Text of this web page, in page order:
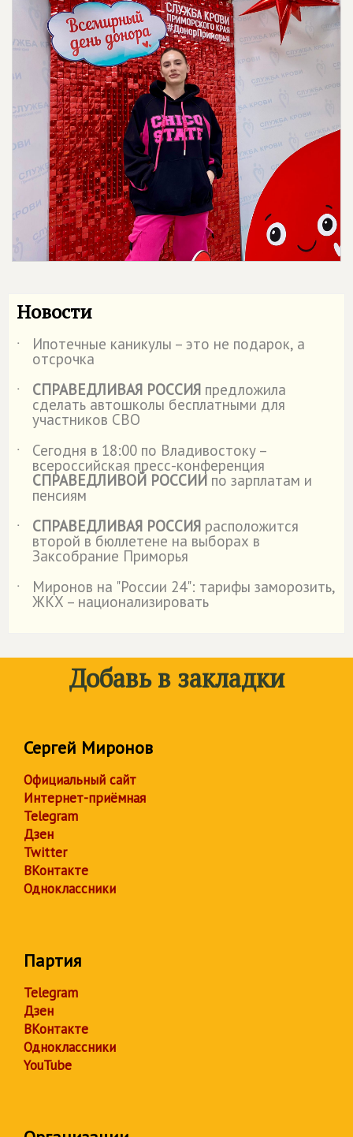
Новости
˙ Ипотечные каникулы – это не подарок, а
отсрочка
˙
СПРАВЕДЛИВАЯ РОССИЯ предложила
сделать автошколы бесплатными для
участников СВО
˙
Сегодня в 18:00 по Владивостоку –
всероссийская пресс-конференция
СПРАВЕДЛИВОЙ РОССИИ по зарплатам и
пенсиям
˙
СПРАВЕДЛИВАЯ РОССИЯ расположится
второй в бюллетене на выборах в
Заксобрание Приморья
˙
Миронов на "России 24": тарифы заморозить,
ЖКХ – национализировать
Добавь в закладки
Сергей Миронов
Официальный сайт
Интернет-приёмная
Telegram
Дзен
Twitter
ВКонтакте
Одноклассники
Партия
Telegram
Дзен
ВКонтакте
Одноклассники
YouTube